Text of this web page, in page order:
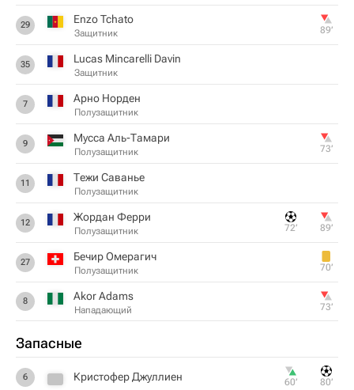
29 Enzo Tchato
Защитник 89‎’‎
35 Lucas Mincarelli Davin
Защитник
7 Арно Норден
Полузащитник
9 Мусса Аль-Тамари
Полузащитник 73‎’‎
11 Тежи Саванье
Полузащитник
12 Жордан Ферри
Полузащитник 72‎’‎ 89‎’‎
27 Бечир Омерагич
Полузащитник 70‎’‎
8 Akor Adams
Нападающий 73‎’‎
Запасные
6 Кристофер Джуллиен 60‎’‎ 80‎’‎